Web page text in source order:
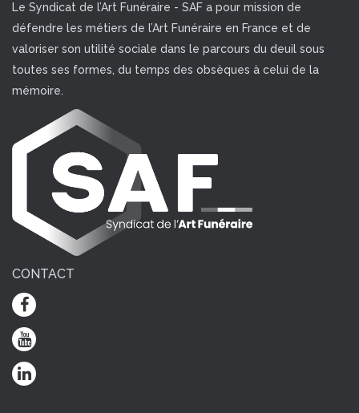
Le Syndicat de l’Art Funéraire - SAF a pour mission de
défendre les métiers de l’Art Funéraire en France et de
valoriser son utilité sociale dans le parcours du deuil sous
toutes ses formes, du temps des obsèques à celui de la
mémoire.
CONTACT